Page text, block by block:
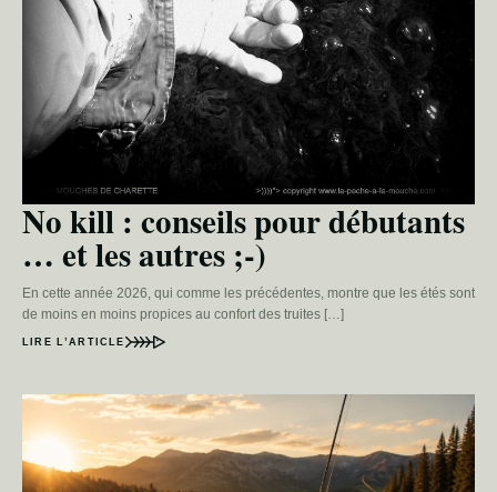
No kill : conseils pour débutants
… et les autres ;-)
En cette année 2026, qui comme les précédentes, montre que les étés sont
de moins en moins propices au confort des truites […]
LIRE L’ARTICLE